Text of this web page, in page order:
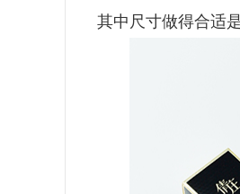
其中尺寸做得合适